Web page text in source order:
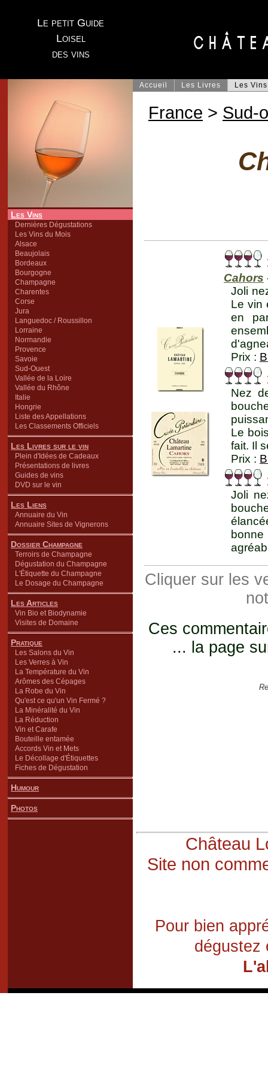
Le petit Guide
Loisel
des vins
Les Vins
Dernières Dégustations
Les Vins du Mois
Alsace
Beaujolais
Bordeaux
Bourgogne
Champagne
Charentes
Corse
Jura
Languedoc / Roussillon
Lorraine
Normandie
Provence
Savoie
Sud-Ouest
Vallée de la Loire
Vallée du Rhône
Italie
Hongrie
Liste des Appellations
Les Classements Officiels
Les Livres sur le vin
Plein d'Idées de Cadeaux
Présentations de livres
Guides de vins
DVD sur le vin
Les Liens
Annuaire du Vin
Annuaire Sites de Vignerons
Dossier Champagne
Terroirs de Champagne
Dégustation du Champagne
L'Étiquette du Champagne
Le Dosage du Champagne
Les Articles
Vin Bio et Biodynamie
Visites de Domaine
Pratique
Les Salons du Vin
Les Verres à Vin
La Température du Vin
Arômes des Cépages
La Robe du Vin
Qu'est ce qu'un Vin Fermé ?
La Minéralité du Vin
La Réduction
Vin et Carafe
Bouteille entamée
Accords Vin et Mets
Le Décollage d'Étiquettes
Fiches de Dégustation
Humour
Photos
Accueil Les Livres Les Vins
France > Sud-
Cahors
Joli
Le vin
en
Prix :
Nez
Le
fait. Il
Prix :
Joli
Cliquer sur les
Ces
... la page
Château
Site non
Pour bien
dégustez